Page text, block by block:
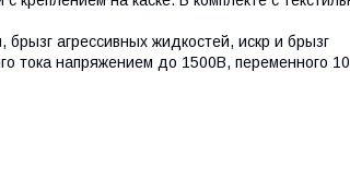
агрессивных жидкостей, искр и брызг
тока напряжением до 1500В, переменного